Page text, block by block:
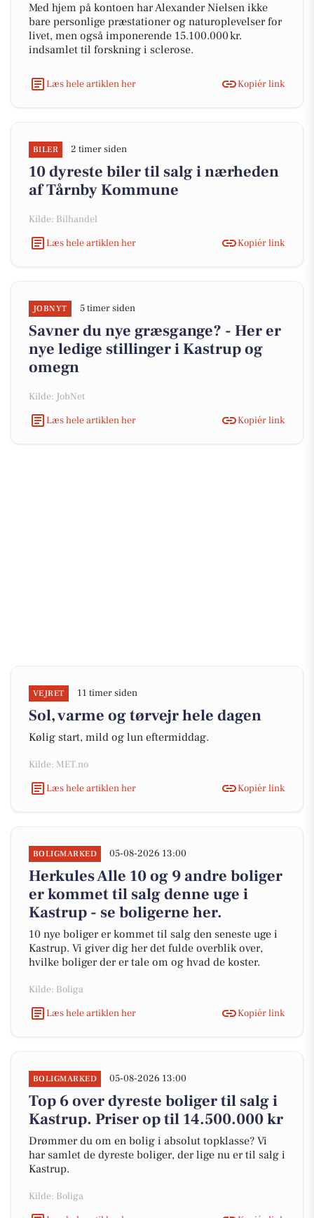
Med hjem på kontoen har Alexander Nielsen ikke
bare personlige præstationer og naturoplevelser for
livet, men også imponerende 15.100.000 kr.
indsamlet til forskning i sclerose.
Læs hele artiklen her Kopiér link
BILER 2 timer siden
10 dyreste biler til salg i nærheden
af Tårnby Kommune
Kilde: Bilhandel
Læs hele artiklen her
Kopiér link
JOBNYT 5 timer siden
Savner du nye græsgange? - Her er
nye ledige stillinger i Kastrup og
omegn
Kilde: JobNet
Læs hele artiklen her
Kopiér link
VEJRET 11 timer siden
Sol, varme og tørvejr hele dagen
Kølig start, mild og lun eftermiddag.
Kilde: MET.no
Læs hele artiklen her
Kopiér link
BOLIGMARKED 05-08-2026 13:00
Herkules Alle 10 og 9 andre boliger
er kommet til salg denne uge i
Kastrup - se boligerne her.
10 nye boliger er kommet til salg den seneste uge i
Kastrup. Vi giver dig her det fulde overblik over,
hvilke boliger der er tale om og hvad de koster.
Kilde: Boliga
Læs hele artiklen her
Kopiér link
BOLIGMARKED 05-08-2026 13:00
Top 6 over dyreste boliger til salg i
Kastrup. Priser op til 14.500.000 kr
Drømmer du om en bolig i absolut topklasse? Vi
har samlet de dyreste boliger, der lige nu er til salg i
Kastrup.
Kilde: Boliga